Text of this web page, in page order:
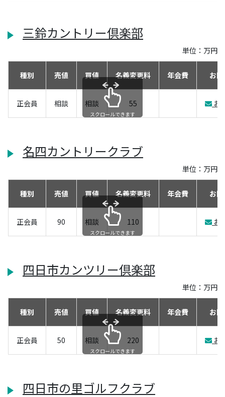
三鈴カントリー倶楽部
単位：万円
種別 売値 買値 名義変更料 年会費 お
正会員 相談 相談 55 お
スクロールできます
名四カントリークラブ
単位：万円
種別 売値 買値 名義変更料 年会費 お
正会員 90 相談 110 お
スクロールできます
四日市カンツリー倶楽部
単位：万円
種別 売値 買値 名義変更料 年会費 お
正会員 50 相談 220 お
スクロールできます
四日市の里ゴルフクラブ